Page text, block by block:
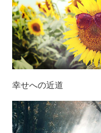
幸せへの近道